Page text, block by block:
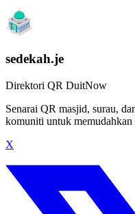
sedekah.je
Direktori QR DuitNow
Senarai QR masjid, surau,
komuniti untuk memudahkan
X